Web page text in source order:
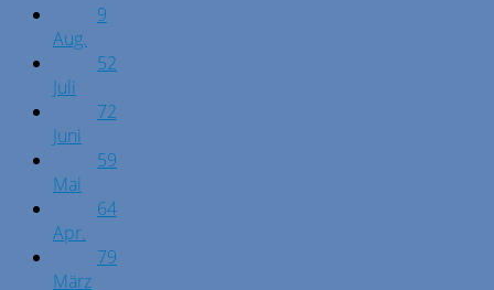
9
Aug.
52
Juli
72
Juni
59
Mai
64
Apr.
79
März